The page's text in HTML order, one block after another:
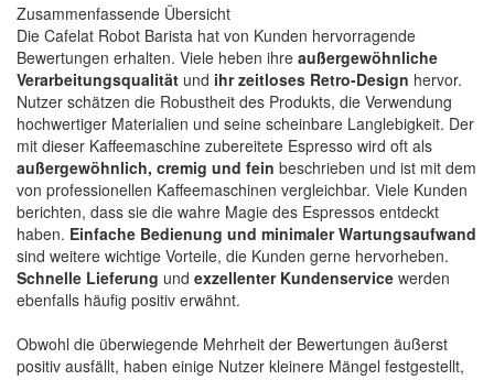
Zusammenfassende Übersicht
Die Cafelat Robot Barista hat von Kunden hervorragende
Bewertungen erhalten. Viele heben ihre außergewöhnliche
Verarbeitungsqualität und ihr zeitloses Retro-Design hervor.
Nutzer schätzen die Robustheit des Produkts, die Verwendung
hochwertiger Materialien und seine scheinbare Langlebigkeit. Der
mit dieser Kaffeemaschine zubereitete Espresso wird oft als
außergewöhnlich, cremig und fein beschrieben und ist mit dem
von professionellen Kaffeemaschinen vergleichbar. Viele Kunden
berichten, dass sie die wahre Magie des Espressos entdeckt
haben. Einfache Bedienung und minimaler Wartungsaufwand
sind weitere wichtige Vorteile, die Kunden gerne hervorheben.
Schnelle Lieferung und exzellenter Kundenservice werden
ebenfalls häufig positiv erwähnt.
Obwohl die überwiegende Mehrheit der Bewertungen äußerst
positiv ausfällt, haben einige Nutzer kleinere Mängel festgestellt,